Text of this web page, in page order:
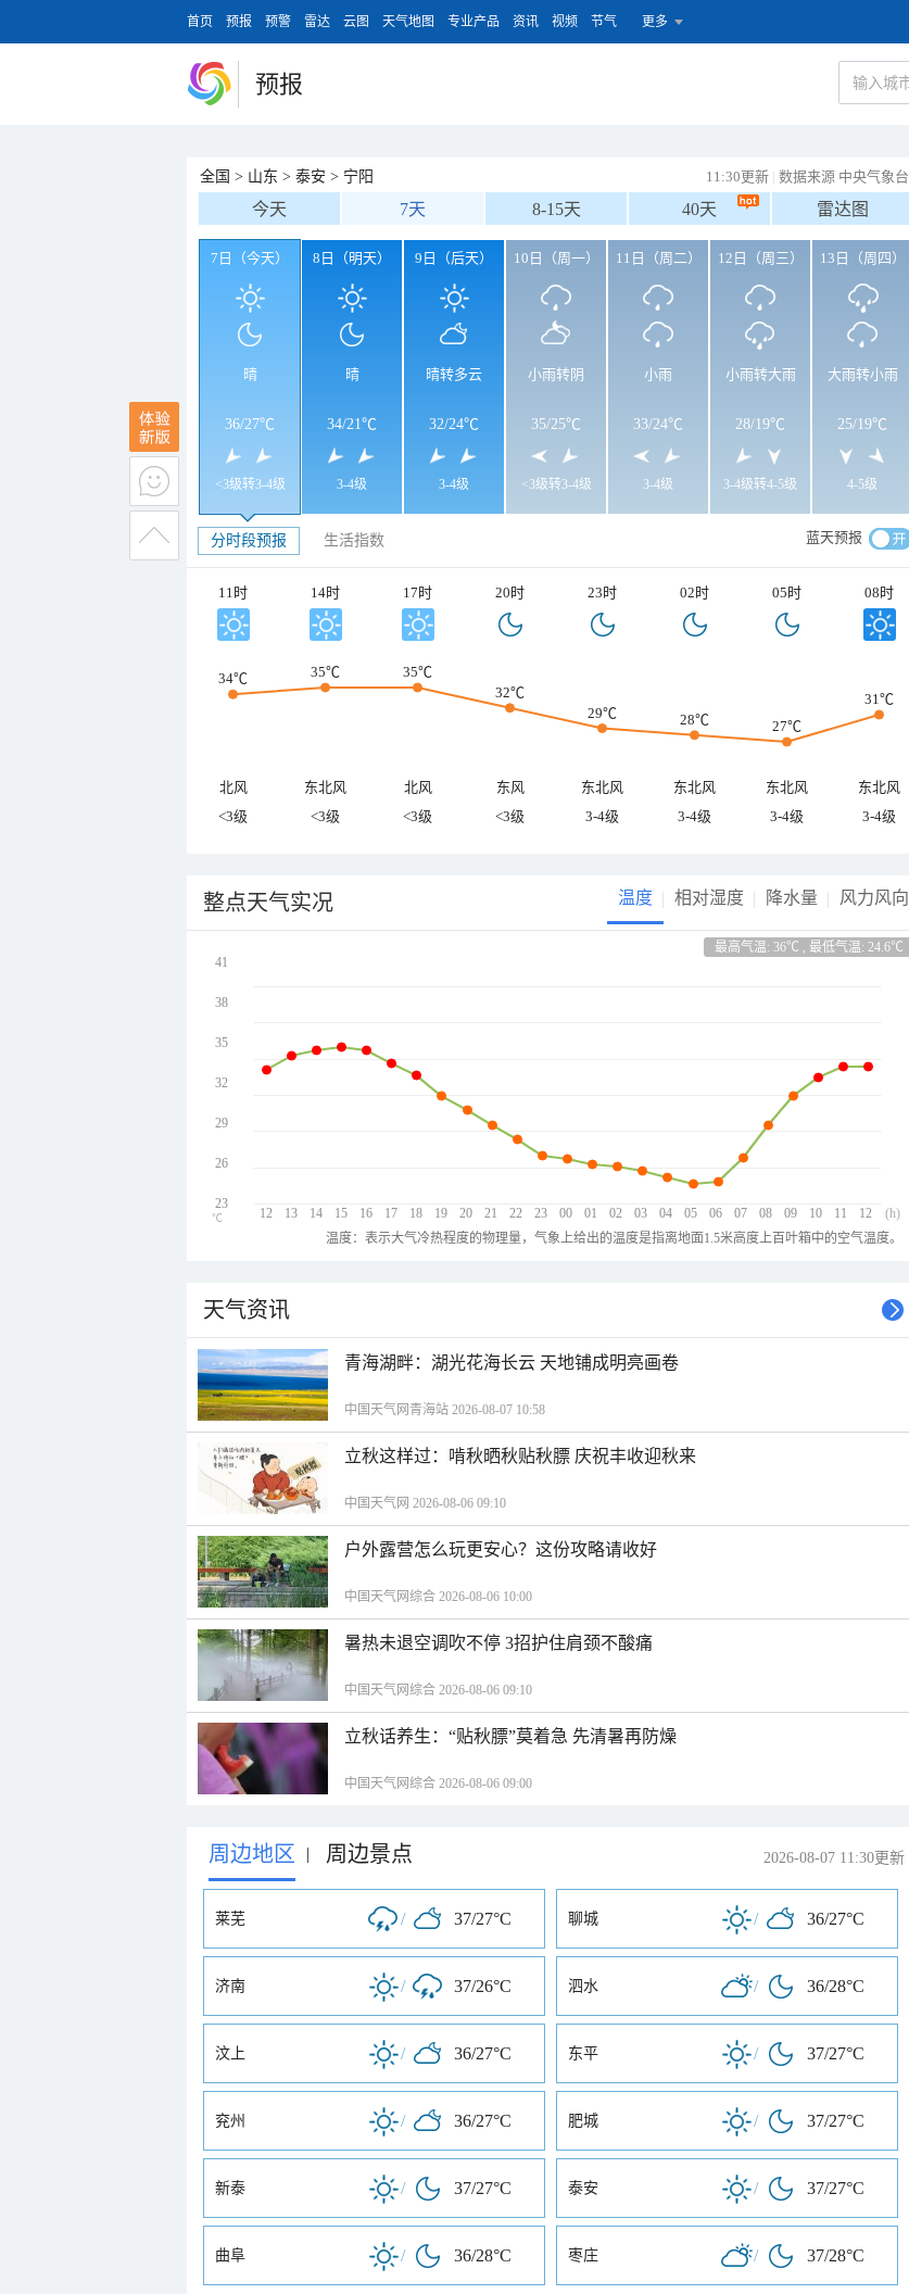
首页 预报 预警 雷达 云图 天气地图 专业产品 资讯 视频 节气 更多
预报
全国 > 山东 > 泰安 > 宁阳 11:30更新 | 数据来源 中央气象台
今天 7天 8-15天 40天 雷达图
7日（今天）
晴
36/27℃
<3级转3-4级
8日（明天）
晴
34/21℃
3-4级
9日（后天）
晴转多云
32/24℃
3-4级
10日（周一）
小雨转阴
35/25℃
<3级转3-4级
11日（周二）
小雨
33/24℃
3-4级
12日（周三）
小雨转大雨
28/19℃
3-4级转4-5级
13日（周四）
大雨转小雨
25/19℃
4-5级
分时段预报 生活指数 蓝天预报
11时 14时 17时 20时 23时 02时 05时 08时
34℃ 35℃
35℃
32℃
29℃
28℃ 27℃
31℃
北风 东北风 北风 东风 东北风 东北风 东北风
东北风
<3级
<3级 <3级 <3级 3-4级 3-4级 3-4级 3-4级
整点天气实况 温度 相对湿度 降水量 风力风向
最高气温: 36℃ , 最低气温: 24.6℃
12 13 14 15 16 17 18 19 20 21 22 23 00 01 02 03 04 05 06 07 08 09 10 11 12
41
38
35
32
29
26
23
(h)
℃
温度：表示大气冷热程度的物理量，气象上给出的温度是指离地面1.5米高度上百叶箱中的空气温度。
天气资讯
青海湖畔：湖光花海长云 天地铺成明亮画卷
中国天气网青海站 2026-08-07 10:58
立秋这样过：啃秋晒秋贴秋膘 庆祝丰收迎秋来
中国天气网 2026-08-06 09:10
户外露营怎么玩更安心？这份攻略请收好
中国天气网综合 2026-08-06 10:00
暑热未退空调吹不停 3招护住肩颈不酸痛
中国天气网综合 2026-08-06 09:10
立秋话养生：“贴秋膘”莫着急 先清暑再防燥
中国天气网综合 2026-08-06 09:00
周边地区 | 周边景点 2026-08-07 11:30更新
莱芜 / 37/27°C 聊城 / 36/27°C
济南 / 37/26°C 泗水 / 36/28°C
汶上 / 36/27°C 东平 / 37/27°C
兖州 / 36/27°C 肥城 / 37/27°C
新泰 / 37/27°C 泰安 / 37/27°C
曲阜 / 36/28°C 枣庄 / 37/28°C